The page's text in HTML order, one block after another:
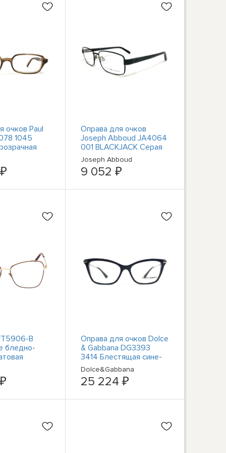
очков Paul
1045
Оправа для очков
Joseph Abboud JA4064
001 BLACKJACK Серая
прямоугольная 56-17-
145
Joseph Abboud
9 052 ₽
B
бледно-
Синий блок
Оправа для очков Dolce
& Gabbana DG3393
3414 Блестящая сине-
серебристая Кошачий
глаз 56-16-145
Dolce&Gabbana
25 224 ₽